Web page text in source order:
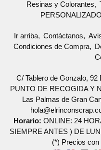
Resinas y Colorantes
Ir arriba Contáctanos
Condiciones de Compra
C/ Tablero de Gonzalo,
PUNTO DE RECOGIDA Y
Las Palmas de Gran
Horario: ONLINE: 24
SIEMPRE ANTES ) DE
(*) Precios